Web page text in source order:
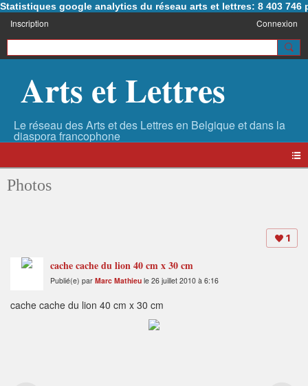
Statistiques google analytics du réseau arts et lettres: 8 403 746
Inscription Connexion
Arts et Lettres
Photos
1
cache cache du lion 40 cm x 30 cm
Publié(e) par Marc Mathieu le 26 juillet 2010 à 6:16
cache cache du lion 40 cm x 30 cm